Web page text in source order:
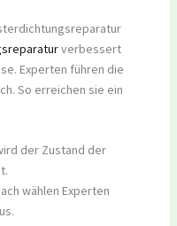
verbessert
Experten führen die
So erreichen sie ein
der Zustand der
wählen Experten